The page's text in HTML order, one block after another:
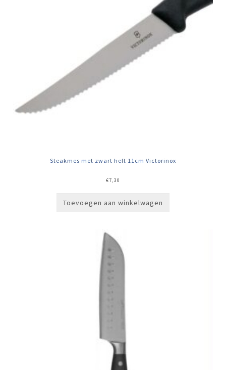
Steakmes met zwart heft 11cm Victorinox
€7,30
Toevoegen aan winkelwagen